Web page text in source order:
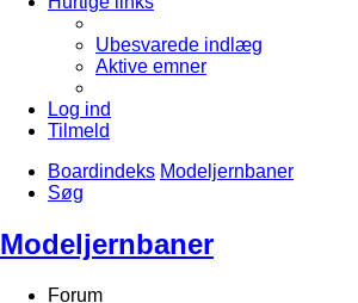
Ubesvarede indlæg
Aktive emner
Log ind
Tilmeld
Boardindeks Modeljernbaner
Søg
Modeljernbaner
Forum